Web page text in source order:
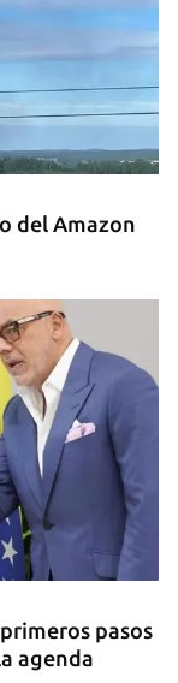
del Amazon
pasos
agenda